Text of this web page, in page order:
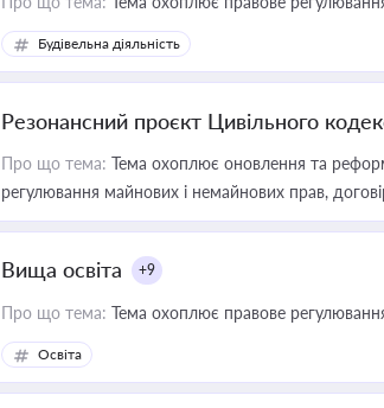
Будівельна діяльність
Резонансний проєкт Цивільного
Про що тема: Тема охоплює оновлення та
регулювання майнових і немайнових прав,
Вища освіта +9
Про що тема: Тема охоплює правове регулювання
Освіта